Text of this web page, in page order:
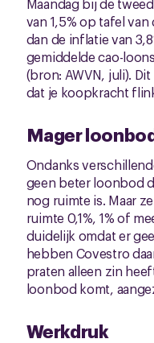
van 1,5% op tafel
dan de inflatie van
gemiddelde cao-
(bron: AWVN, juli).
dat je koopkracht
Mager
Ondanks
geen beter loonbod
nog ruimte is. Maar
ruimte 0,1%, 1% of
duidelijk omdat er
hebben Covestro
praten alleen zin
loonbod komt,
Werkdruk